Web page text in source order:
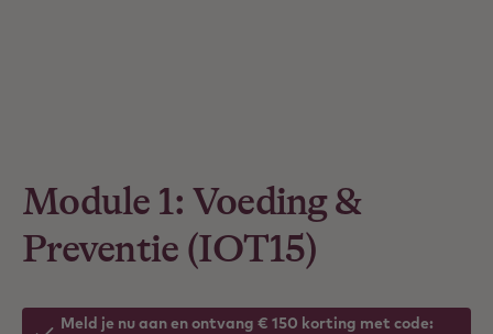
Module 1: Voeding &
Preventie (IOT15)
Meld je nu aan en ontvang € 150 korting met code: